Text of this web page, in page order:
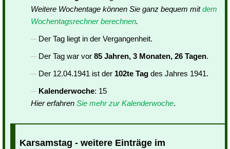
Weitere Wochentage können Sie ganz bequem mitdem
Wochentagsrechner berechnen.
Der Tag liegt in der Vergangenheit.
Der Tag war vor 85 Jahren, 3 Monaten, 26 Tagen.
Der 12.04.1941 ist der 102te Tag des Jahres 1941.
Kalenderwoche: 15
Hier erfahren Sie mehr zur Kalenderwoche.
Karsamstag - weitere Einträge im